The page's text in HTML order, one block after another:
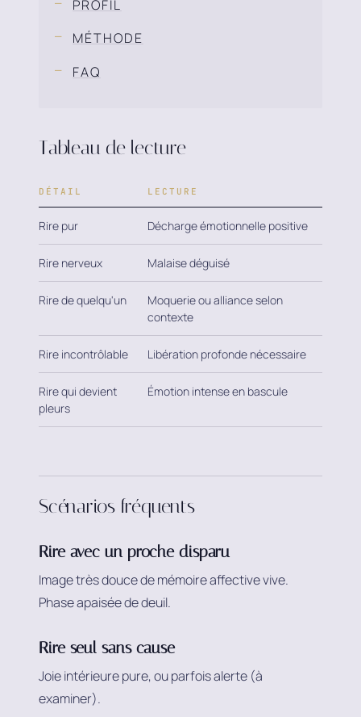
PROFIL
MÉTHODE
FAQ
Tableau de lecture
DÉTAIL LECTURE
Rire pur Décharge émotionnelle positive
Rire nerveux Malaise déguisé
Rire de quelqu'un
Moquerie ou alliance selon
contexte
Rire incontrôlable Libération profonde nécessaire
Rire qui devient
pleurs
Émotion intense en bascule
Scénarios fréquents
Rire avec un proche disparu
Image très douce de mémoire affective vive.
Phase apaisée de deuil.
Rire seul sans cause
Joie intérieure pure, ou parfois alerte (à
examiner).